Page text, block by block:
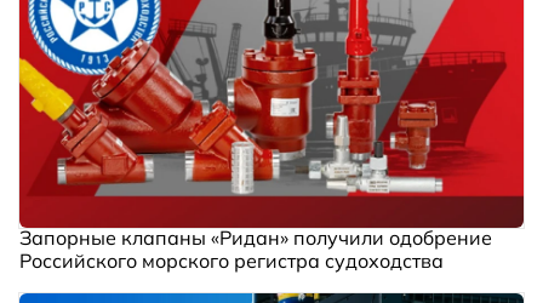
Запорные клапаны «Ридан» получили одобрение
Российского морского регистра судоходства